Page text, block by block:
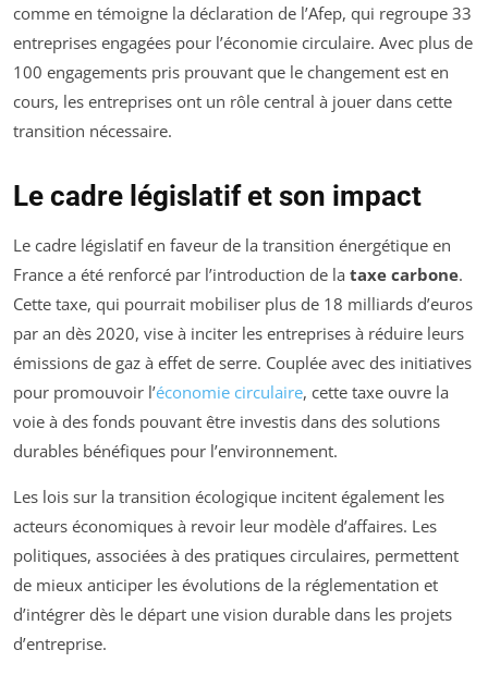
comme en témoigne la déclaration de l’Afep, qui regroupe 33
entreprises engagées pour l’économie circulaire. Avec plus de
100 engagements pris prouvant que le changement est en
cours, les entreprises ont un rôle central à jouer dans cette
transition nécessaire.
Le cadre législatif et son impact
Le cadre législatif en faveur de la transition énergétique en
France a été renforcé par l’introduction de la taxe carbone.
Cette taxe, qui pourrait mobiliser plus de 18 milliards d’euros
par an dès 2020, vise à inciter les entreprises à réduire leurs
émissions de gaz à effet de serre. Couplée avec des initiatives
pour promouvoir l’économie circulaire, cette taxe ouvre la
voie à des fonds pouvant être investis dans des solutions
durables bénéfiques pour l’environnement.
Les lois sur la transition écologique incitent également les
acteurs économiques à revoir leur modèle d’affaires. Les
politiques, associées à des pratiques circulaires, permettent
de mieux anticiper les évolutions de la réglementation et
d’intégrer dès le départ une vision durable dans les projets
d’entreprise.